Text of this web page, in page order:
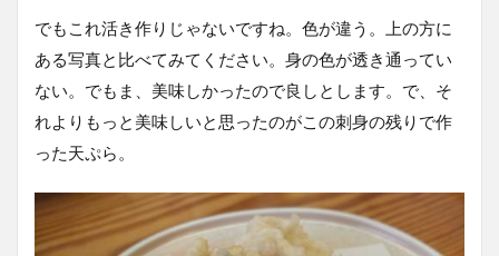
でもこれ活き作りじゃないですね。色が違う。上の方に
ある写真と比べてみてください。身の色が透き通ってい
ない。でもま、美味しかったので良しとします。で、そ
れよりもっと美味しいと思ったのがこの刺身の残りで作
った天ぷら。